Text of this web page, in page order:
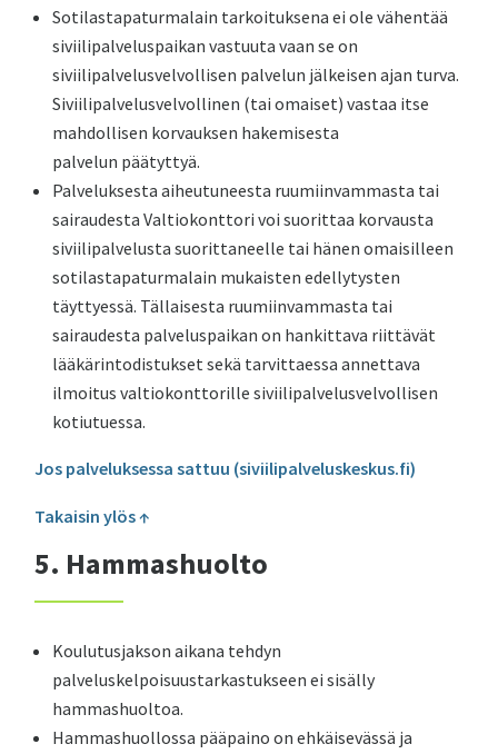
Sotilastapaturmalain tarkoituksena ei ole vähentää
siviilipalveluspaikan vastuuta vaan se on
siviilipalvelusvelvollisen palvelun jälkeisen ajan turva.
Siviilipalvelusvelvollinen (tai omaiset) vastaa itse
mahdollisen korvauksen hakemisesta
palvelun päätyttyä.
Palveluksesta aiheutuneesta ruumiinvammasta tai
sairaudesta Valtiokonttori voi suorittaa korvausta
siviilipalvelusta suorittaneelle tai hänen omaisilleen
sotilastapaturmalain mukaisten edellytysten
täyttyessä. Tällaisesta ruumiinvammasta tai
sairaudesta palveluspaikan on hankittava riittävät
lääkärintodistukset sekä tarvittaessa annettava
ilmoitus valtiokonttorille siviilipalvelusvelvollisen
kotiutuessa.
Jos palveluksessa sattuu (siviilipalveluskeskus.fi)
Takaisin ylös ↑
5. Hammashuolto
Koulutusjakson aikana tehdyn
palveluskelpoisuustarkastukseen ei sisälly
hammashuoltoa.
Hammashuollossa pääpaino on ehkäisevässä ja